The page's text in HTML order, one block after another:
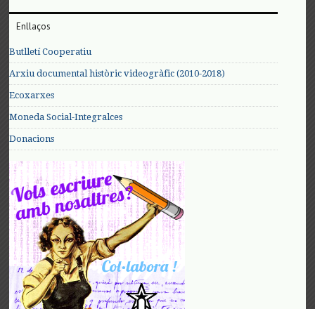
Enllaços
Butlletí Cooperatiu
Arxiu documental històric videogràfic (2010-2018)
Ecoxarxes
Moneda Social-Integralces
Donacions